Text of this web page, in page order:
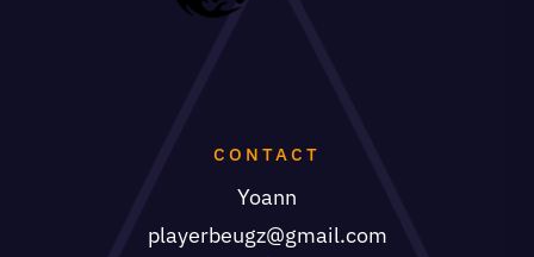
CONTACT
Yoann
playerbeugz@gmail.com